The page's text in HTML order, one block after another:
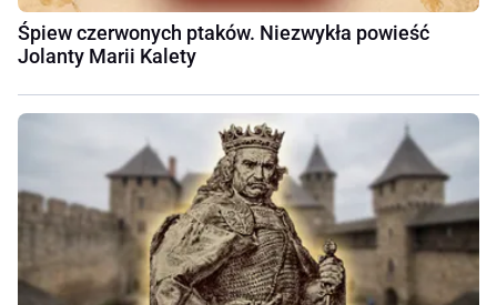
Śpiew czerwonych ptaków. Niezwykła powieść
Jolanty Marii Kalety